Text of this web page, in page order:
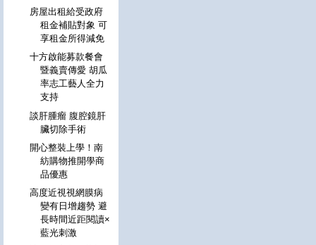
房屋出租給受政府
租金補貼對象 可
享租金所得減免
十方啟能募款餐會
暨義賣傳愛 胡瓜
率志工藝人全力
支持
談肝腫瘤 腹腔鏡肝
臟切除手術
開心整裝上學！南
紡購物推開學商
品優惠
高度近視視網膜病
變有日增趨勢 避
長時間近距閱讀×
藍光刺激